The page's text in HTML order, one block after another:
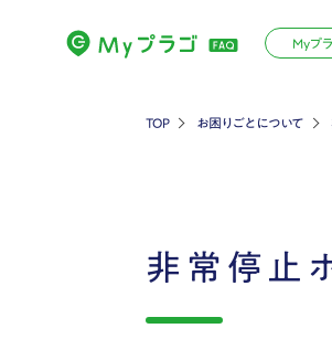
Myプ
TOP お困りごとについて
非常停止